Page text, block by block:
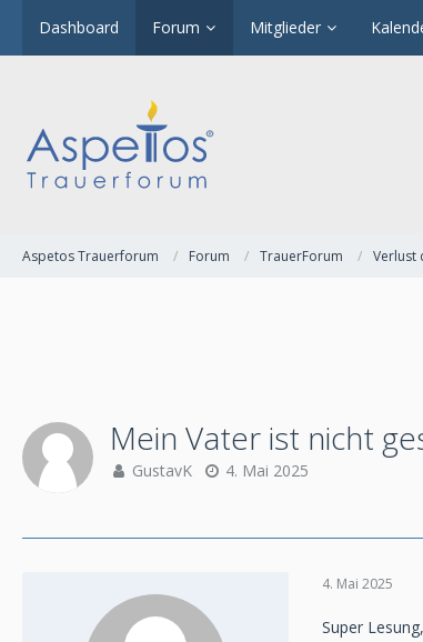
Dashboard Forum Mitglieder
Aspetos Trauerforum Forum TrauerForum Verlust
Mein Vater ist nicht
GustavK 4. Mai 2025
4. Mai 2025
Super